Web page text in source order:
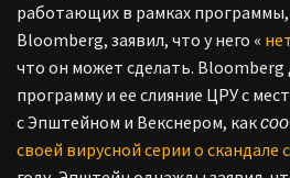
работающих в рамках
Bloomberg, заявил, что у него «
что он может сделать.
программу и ее слияние ЦРУ с
с Эпштейном и Векснером, как
своей вирусной серии о скандале